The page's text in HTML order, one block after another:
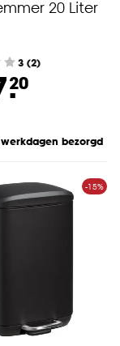
20 Liter
3 (2)
20
bezorgd
-15%